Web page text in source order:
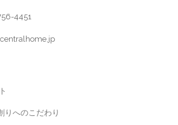
4451
りへのこだわり